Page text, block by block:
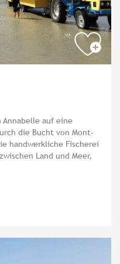
Annabelle auf eine
die Bucht von Mont-
handwerkliche Fischerei
Land und Meer,